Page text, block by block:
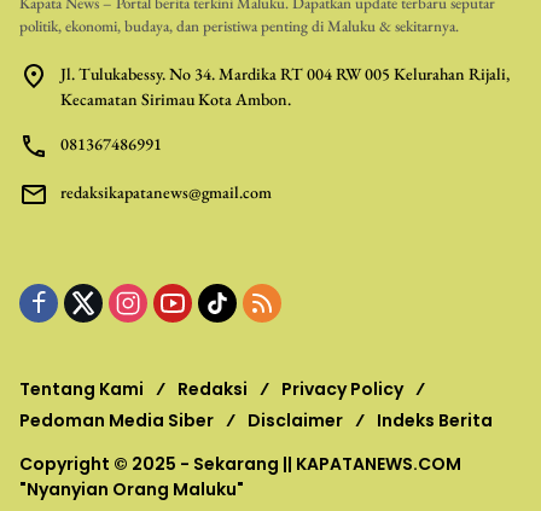
politik, ekonomi, budaya, dan peristiwa penting di Maluku & sekitarnya.
Jl. Tulukabessy. No 34. Mardika RT 004 RW 005 Kelurahan Rijali,
Kecamatan Sirimau Kota Ambon.
081367486991
redaksikapatanews@gmail.com
Tentang Kami Redaksi
Privacy Policy
Pedoman Media Siber
Disclaimer
Indeks Berita
Copyright © 2025 - Sekarang || KAPATANEWS.COM
"Nyanyian Orang Maluku"